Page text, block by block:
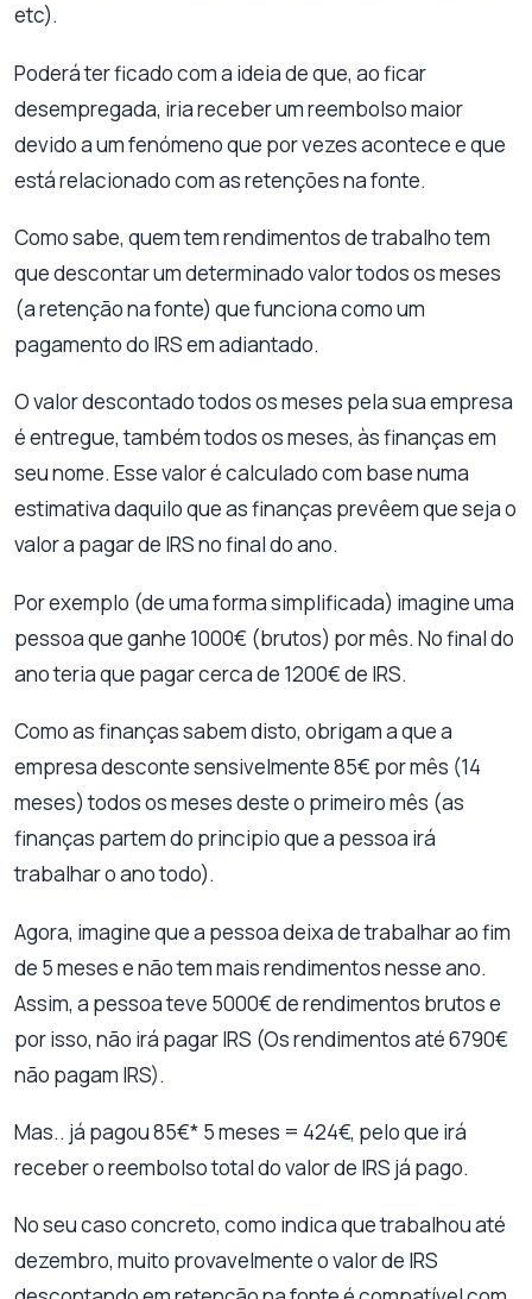
etc).
Poderá ter ficado com a ideia de que, ao ficar
desempregada, iria receber um reembolso maior
devido a um fenómeno que por vezes acontece e que
está relacionado com as retenções na fonte.
Como sabe, quem tem rendimentos de trabalho tem
que descontar um determinado valor todos os meses
(a retenção na fonte) que funciona como um
pagamento do IRS em adiantado.
O valor descontado todos os meses pela sua empresa
é entregue, também todos os meses, às finanças em
seu nome. Esse valor é calculado com base numa
estimativa daquilo que as finanças prevêem que seja o
valor a pagar de IRS no final do ano.
Por exemplo (de uma forma simplificada) imagine uma
pessoa que ganhe 1000€ (brutos) por mês. No final do
ano teria que pagar cerca de 1200€ de IRS.
Como as finanças sabem disto, obrigam a que a
empresa desconte sensivelmente 85€ por mês (14
meses) todos os meses deste o primeiro mês (as
finanças partem do principio que a pessoa irá
trabalhar o ano todo).
Agora, imagine que a pessoa deixa de trabalhar ao fim
de 5 meses e não tem mais rendimentos nesse ano.
Assim, a pessoa teve 5000€ de rendimentos brutos e
por isso, não irá pagar IRS (Os rendimentos até 6790€
não pagam IRS).
Mas.. já pagou 85€* 5 meses = 424€, pelo que irá
receber o reembolso total do valor de IRS já pago.
No seu caso concreto, como indica que trabalhou até
dezembro, muito provavelmente o valor de IRS